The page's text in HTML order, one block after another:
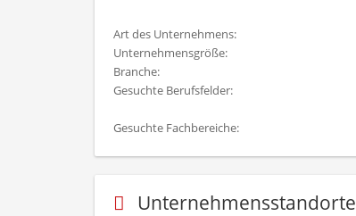
Art des Unternehmens:
Unternehmensgröße:
Branche:
Gesuchte Berufsfelder:
Gesuchte Fachbereiche:
Unternehmensstandorte